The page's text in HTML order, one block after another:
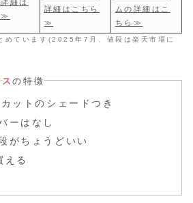
細は
≫
詳細はこちら
≫
ムの詳細はこ
ちら≫
めています(2025年7月、値段は楽天市場に
スの特徴
ットのシェードつき
ーはなし
がちょうどいい
える